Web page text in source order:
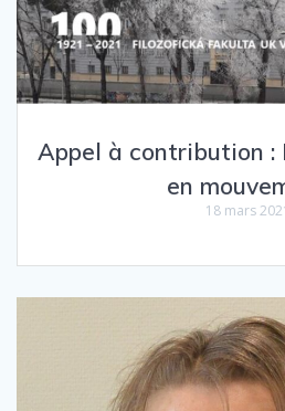
Appel à contribution :
en
18 mars